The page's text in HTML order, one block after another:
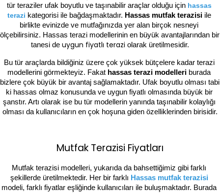
tür teraziler ufak boyutlu ve taşınabilir araçlar olduğu için hassas
terazi kategorisi ile bağdaşmaktadır. Hassas mutfak terazisi ile
birlikte evinizde ve mutfağınızda yer alan birçok nesneyi
ölçebilirsiniz. Hassas terazi modellerinin en büyük avantajlarından bir
tanesi de uygun fiyatlı terazi olarak üretilmesidir.
Bu tür araçlarda bildiğiniz üzere çok yüksek bütçelere kadar terazi
modellerini görmekteyiz. Fakat hassas terazi modelleri burada
bizlere çok büyük bir avantaj sağlamaktadır. Ufak boyutlu olması tabi
ki hassas olmaz konusunda ve uygun fiyatlı olmasında büyük bir
şanstır. Artı olarak ise bu tür modellerin yanında taşınabilir kolaylığı
olması da kullanıcıların en çok hoşuna giden özelliklerinden birisidir.
Mutfak Terazisi Fiyatları
Mutfak terazisi modelleri, yukarıda da bahsettiğimiz gibi farklı
şekillerde üretilmektedir. Her bir farklı Hassas mutfak terazisi